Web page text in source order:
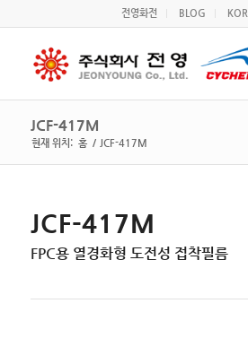
전영화전 BLOG KOR
JCF-417M
현재 위치: 홈 / JCF-417M
JCF-417M
FPC용 열경화형 도전성 접착필름